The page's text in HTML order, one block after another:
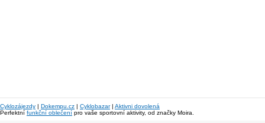
Cyklozájezdy | Dokempu.cz | Cyklobazar| Aktivni dovolená
Perfektní funkční oblečení pro vaše sportovní aktivity, od značky Moira.